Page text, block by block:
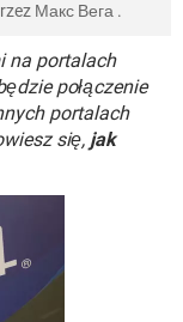
Макс Вега .
na portalach
połączenie
portalach
się, jak